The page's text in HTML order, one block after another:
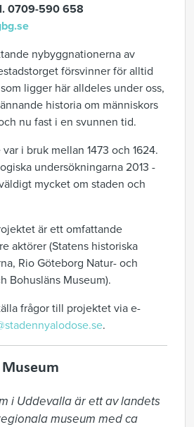
0709-590 658
nybyggnationerna av
försvinner för alltid
ligger här alldeles under oss,
historia om människors
nu fast i en svunnen tid.
i bruk mellan 1473 och 1624.
undersökningarna 2013 -
mycket om staden och
är ett omfattande
aktörer (Statens historiska
Rio Göteborg Natur- och
Bohusläns Museum).
frågor till projektet via e-
.
i Uddevalla är ett av landets
museum med ca